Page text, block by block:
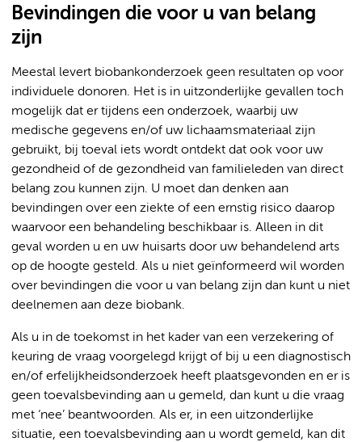
Bevindingen die voor u van belang
zijn
Meestal levert biobankonderzoek geen resultaten op voor
individuele donoren. Het is in uitzonderlijke gevallen toch
mogelijk dat er tijdens een onderzoek, waarbij uw
medische gegevens en/of uw lichaamsmateriaal zijn
gebruikt, bij toeval iets wordt ontdekt dat ook voor uw
gezondheid of de gezondheid van familieleden van direct
belang zou kunnen zijn. U moet dan denken aan
bevindingen over een ziekte of een ernstig risico daarop
waarvoor een behandeling beschikbaar is. Alleen in dit
geval worden u en uw huisarts door uw behandelend arts
op de hoogte gesteld. Als u niet geïnformeerd wil worden
over bevindingen die voor u van belang zijn dan kunt u niet
deelnemen aan deze biobank.
Als u in de toekomst in het kader van een verzekering of
keuring de vraag voorgelegd krijgt of bij u een diagnostisch
en/of erfelijkheidsonderzoek heeft plaatsgevonden en er is
geen toevalsbevinding aan u gemeld, dan kunt u die vraag
met ‘nee’ beantwoorden. Als er, in een uitzonderlijke
situatie, een toevalsbevinding aan u wordt gemeld, kan dit